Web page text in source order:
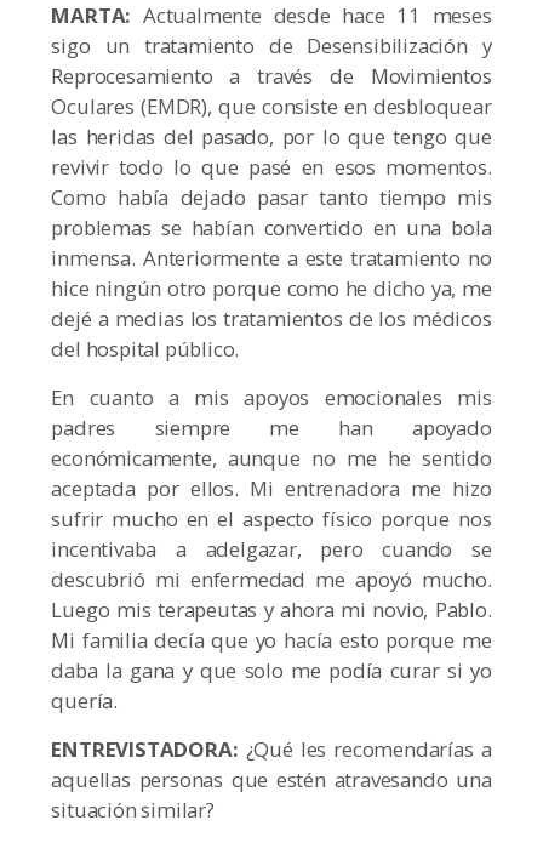
MARTA: Actualmente desde hace 11 meses
sigo un tratamiento de Desensibilización y
Reprocesamiento a través de Movimientos
Oculares (EMDR), que consiste en desbloquear
las heridas del pasado, por lo que tengo que
revivir todo lo que pasé en esos momentos.
Como había dejado pasar tanto tiempo mis
problemas se habían convertido en una bola
inmensa. Anteriormente a este tratamiento no
hice ningún otro porque como he dicho ya, me
dejé a medias los tratamientos de los médicos
del hospital público.
En cuanto a mis apoyos emocionales mis
padres siempre me han apoyado
económicamente, aunque no me he sentido
aceptada por ellos. Mi entrenadora me hizo
sufrir mucho en el aspecto físico porque nos
incentivaba a adelgazar, pero cuando se
descubrió mi enfermedad me apoyó mucho.
Luego mis terapeutas y ahora mi novio, Pablo.
Mi familia decía que yo hacía esto porque me
daba la gana y que solo me podía curar si yo
quería.
ENTREVISTADORA: ¿Qué les recomendarías a
aquellas personas que estén atravesando una
situación similar?